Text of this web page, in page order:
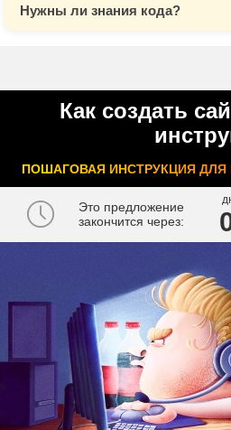
Нужны ли знания кода?
Как создать
ПОШАГОВАЯ ИНСТРУКЦИЯ
Это предложение
закончится через: